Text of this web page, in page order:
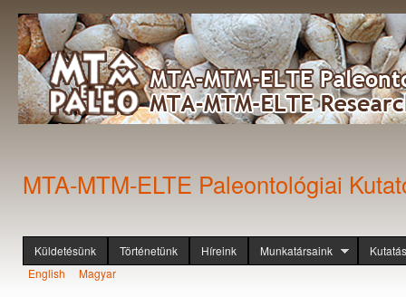
MTA-MTM-ELTE Paleontológiai
Főmenü
Küldetésünk Történetünk Híreink Munkatársaink
Nyelvek
English Magyar